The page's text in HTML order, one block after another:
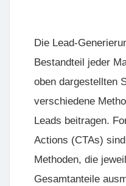
Die Lead-
Bestandteil jeder
oben dargestellten
verschiedene
Leads beitragen.
Actions (CTAs)
Methoden, die
Gesamtanteile